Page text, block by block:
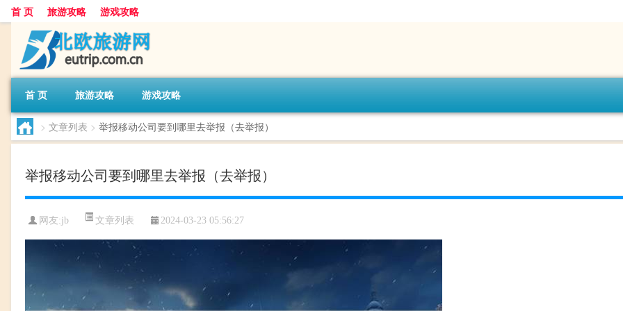
首 页 旅游攻略 游戏攻略
首 页 旅游攻略 游戏攻略
> 文章列表 > 举报移动公司要到哪里去举报（去举报）
举报移动公司要到哪里去举报（去举报）
网友:jb 文章列表 2024-03-23 05:56:27